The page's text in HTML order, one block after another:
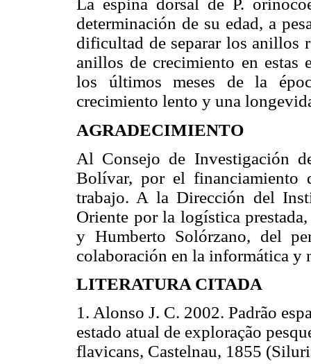
La espina dorsal de P.
determinación de su edad, a
dificultad de separar los anillos
anillos de crecimiento en estas
los últimos meses de la
crecimiento lento y una
AGRADECIMIENTO
Al Consejo de Investigación
Bolívar, por el financiamiento
trabajo. A la Dirección del
Oriente por la logística
y Humberto Solórzano, del
colaboración en la informática y
LITERATURA CITADA
1. Alonso J. C. 2002. Padrão
estado atual de exploração
flavicans, Castelnau, 1855